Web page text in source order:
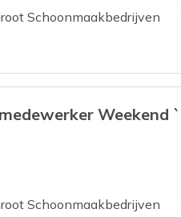
Schoonmaakbedrijven
Weekend
Schoonmaakbedrijven